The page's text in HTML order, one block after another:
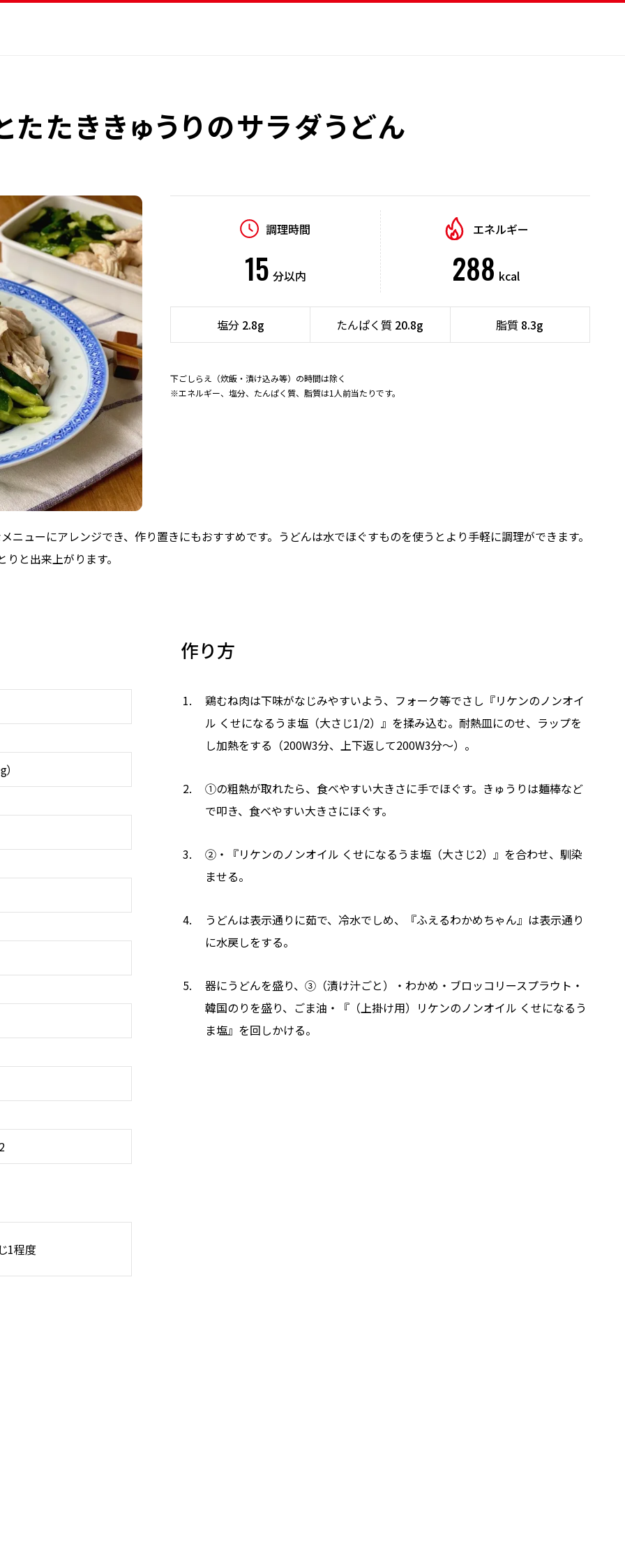
たたききゅうりのサラダうどん
調理時間
15 分以内
エネルギー
288 kcal
塩分 2.8g たんぱく質 20.8g 脂質 8.3g
下ごしらえ（炊飯・漬け込み等）の時間は除く
※エネルギー、塩分、たんぱく質、脂質は1人前当たりです。
ューにアレンジでき、作り置きにもおすすめです。うどんは水でほぐすものを使うとより手軽に調理ができます。
と出来上がります。
1程度
作り方
鶏むね肉は下味がなじみやすいよう、フォーク等でさし『リケンのノンオイ
ル くせになるうま塩（大さじ1/2）』を揉み込む。耐熱皿にのせ、ラップを
し加熱をする（200W3分、上下返して200W3分～）。
①の粗熱が取れたら、食べやすい大きさに手でほぐす。きゅうりは麺棒など
で叩き、食べやすい大きさにほぐす。
②・『リケンのノンオイル くせになるうま塩（大さじ2）』を合わせ、馴染
ませる。
うどんは表示通りに茹で、冷水でしめ、『ふえるわかめちゃん』は表示通り
に水戻しをする。
器にうどんを盛り、③（漬け汁ごと）・わかめ・ブロッコリースプラウト・
韓国のりを盛り、ごま油・『（上掛け用）リケンのノンオイル くせになるう
ま塩』を回しかける。